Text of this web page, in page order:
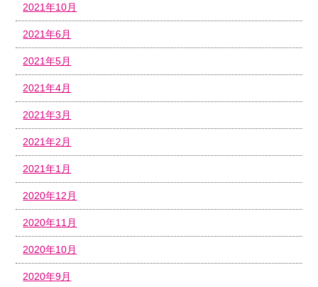
2021年10月
2021年6月
2021年5月
2021年4月
2021年3月
2021年2月
2021年1月
2020年12月
2020年11月
2020年10月
2020年9月